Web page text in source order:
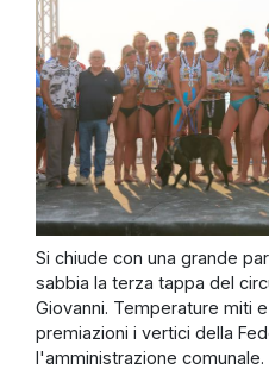
Si chiude con una grande
sabbia la terza tappa del
Giovanni. Temperature miti
premiazioni i vertici della
l'amministrazione comunale.